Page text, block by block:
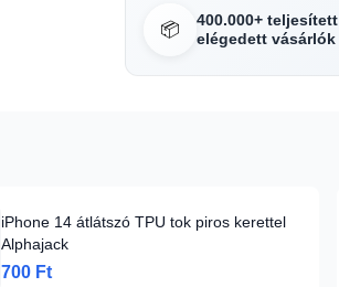
📦
400.000+
elégedett vásárlók
iPhone 14 átlátszó TPU tok piros kerettel
Alphajack
700 Ft